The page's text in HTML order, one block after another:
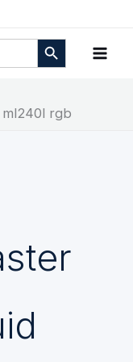
Botón de búsqueda
ml240l rgb